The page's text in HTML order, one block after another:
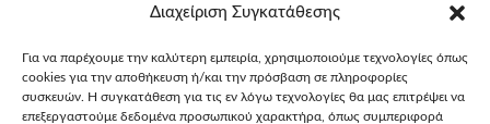
Διαχείριση Συγκατάθεσης
Για να παρέχουμε την καλύτερη εμπειρία, χρησιμοποιούμε τεχνολογίες όπως
cookies για την αποθήκευση ή/και την πρόσβαση σε πληροφορίες
συσκευών. Η συγκατάθεση για τις εν λόγω τεχνολογίες θα μας επιτρέψει να
επεξεργαστούμε δεδομένα προσωπικού χαρακτήρα, όπως συμπεριφορά
Κριτήρια Καταλληλότητας
Υποβολή Αιτήματος
NEWSLETTER
Email*